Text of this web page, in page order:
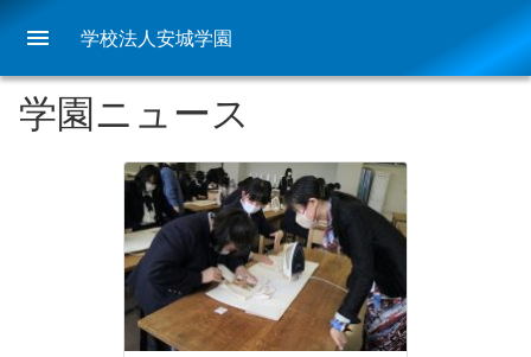
menu 学校法人安城学園
学園ニュース